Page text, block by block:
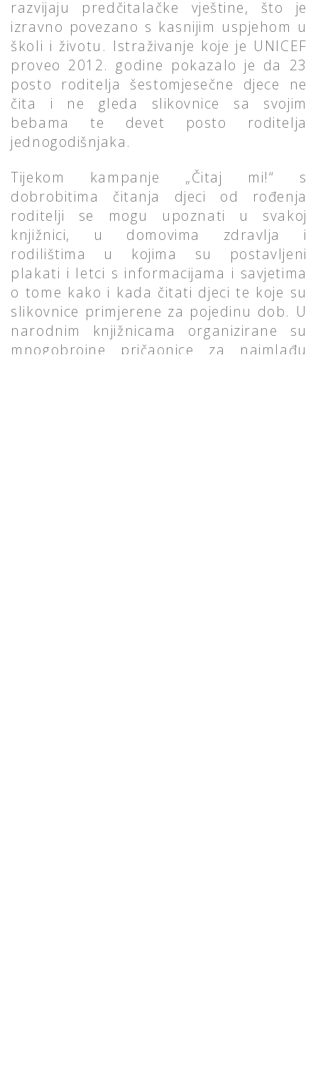
razvijaju predčitalačke vještine, što je
izravno povezano s kasnijim uspjehom u
školi i životu. Istraživanje koje je UNICEF
proveo 2012. godine pokazalo je da 23
posto roditelja šestomjesečne djece ne
čita i ne gleda slikovnice sa svojim
bebama te devet posto roditelja
jednogodišnjaka.
Tijekom kampanje „Čitaj mi!“ s
dobrobitima čitanja djeci od rođenja
roditelji se mogu upoznati u svakoj
knjižnici, u domovima zdravlja i
rodilištima u kojima su postavljeni
plakati i letci s informacijama i savjetima
o tome kako i kada čitati djeci te koje su
slikovnice primjerene za pojedinu dob. U
narodnim knjižnicama organizirane su
mnogobrojne pričaonice za najmlađu